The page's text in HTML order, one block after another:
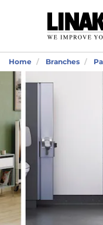
Home Branches